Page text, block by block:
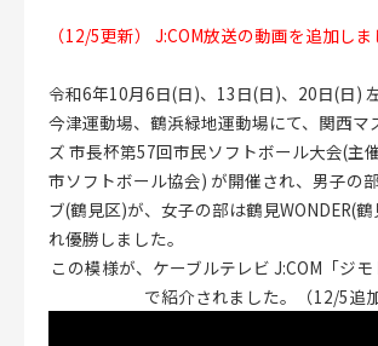
CLOSE
（12/5更新） J:COM放送の動画を追加しま
令和6年10月6日(日)、13日(日)、20日(日)
今津運動場、鶴浜緑地運動場にて、関西マ
ズ 市長杯第57回市民ソフトボール大会(主
市ソフトボール協会) が開催され、男子の
ブ(鶴見区)が、女子の部は鶴見WONDER(
れ優勝しました。
この模様が、ケーブルテレビ J:COM「ジモ
で紹介されました。（12/5追加